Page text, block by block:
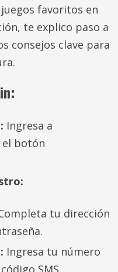
favoritos en
te explico paso a
consejos clave para
Ingresa a
el botón
tu dirección
Ingresa tu número
SMS.